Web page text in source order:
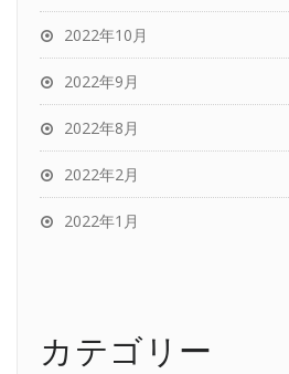
2022年10月
2022年9月
2022年8月
2022年2月
2022年1月
カテゴリー